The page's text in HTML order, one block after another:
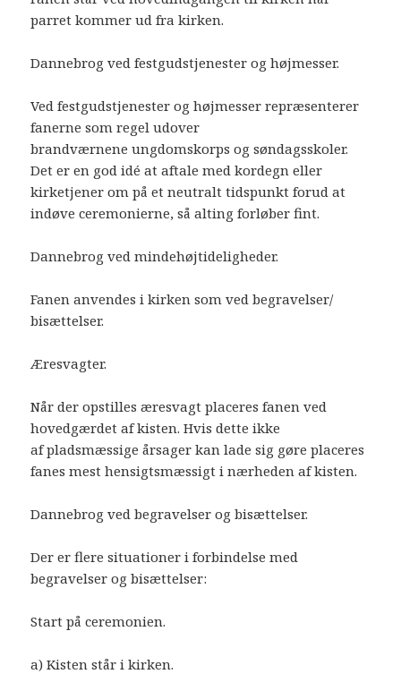
parret kommer ud fra kirken.
Dannebrog ved festgudstjenester og højmesser.
Ved festgudstjenester og højmesser repræsenterer
fanerne som regel udover
brandværnene ungdomskorps og søndagsskoler.
Det er en god idé at aftale med kordegn eller
kirketjener om på et neutralt tidspunkt forud at
indøve ceremonierne, så alting forløber fint.
Dannebrog ved mindehøjtideligheder.
Fanen anvendes i kirken som ved begravelser/
bisættelser.
Æresvagter.
Når der opstilles æresvagt placeres fanen ved
hovedgærdet af kisten. Hvis dette ikke
af pladsmæssige årsager kan lade sig gøre placeres
fanes mest hensigtsmæssigt i nærheden af kisten.
Dannebrog ved begravelser og bisættelser.
Der er flere situationer i forbindelse med
begravelser og bisættelser:
Start på ceremonien.
a) Kisten står i kirken.